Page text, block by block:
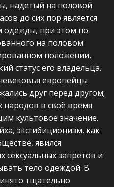
надетый на половой
до сих пор является
одежды, при этом по
на половом
положении,
статус его владельца.
европейцы
друг перед другом;
народов в своё время
культовое значение.
эксгибиционизм, как
явился
сексуальных запретов и
тело одеждой. В
тщательно